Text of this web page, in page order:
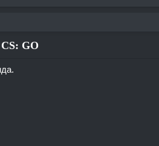
GO